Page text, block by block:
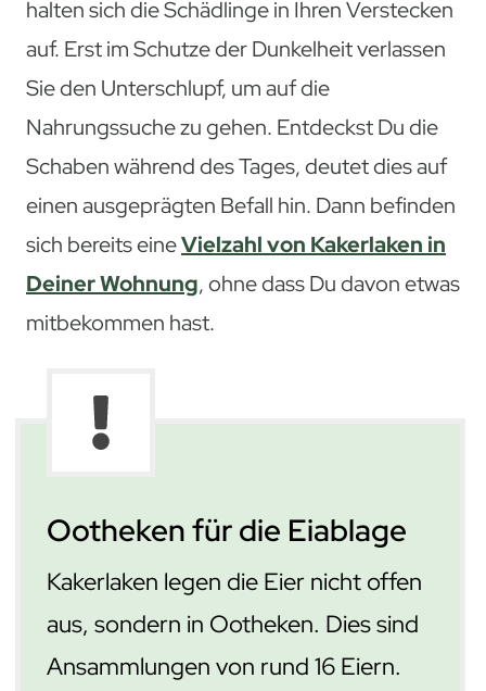
halten sich die Schädlinge in Ihren Verstecken
auf. Erst im Schutze der Dunkelheit verlassen
Sie den Unterschlupf, um auf die
Nahrungssuche zu gehen. Entdeckst Du die
Schaben während des Tages, deutet dies auf
einen ausgeprägten Befall hin. Dann befinden
sich bereits eineVielzahl von Kakerlaken in
Deiner Wohnung, ohne dass Du davon etwas
mitbekommen hast.
Ootheken für die Eiablage
Kakerlaken legen die Eier nicht offen
aus, sondern in Ootheken. Dies sind
Ansammlungen von rund 16 Eiern.